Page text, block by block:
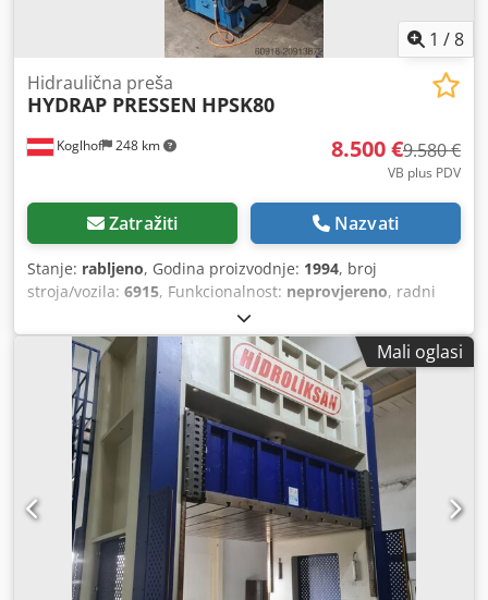
1 /8
Koglhof 248 km
Hidraulična preša
HYDRAP PRESSEN HPSK80
8.500 €9.580 €
VB plus PDV
Zatražiti Nazvati
Stanje: rabljeno, Godina proizvodnje: 1994, broj
stroja/vozila: 6915, Funkcionalnost: neprovjereno, radni
80 t
stola:500 mm, duljina stola:700 mm, širina ploče klipa:
400 mm, duljina ploče klipa:500 mm, tablica udaljenosti
do klipa:500 mm , kapacitet spremnika za ulje:485 l,
ukupna masa: 6.500 kg , Oprema:dokumentacija /
priručnik, sigurnosna svjetlosna zavjesa, Nudimo ovu
rabljenu hidrauličnu prešu HYDRAP PRESSEN HPSK80,
godina proizvodnje 1994. Proizvođač: HYDRAP PRESSEN
Model: HPSK80 Godina proizvodnje: 1994 Stanje: rabljeno
Credpfex Ti Auox Al Isf Kategorija ID: 1330 Tip ID: 1231
Vrsta stroja: Hidraulična preša Ako imate dodatnih pitanja
ili trebate više informacija, slobodno nam pošaljite poruku
ili nas nazovite.
Mali oglasi